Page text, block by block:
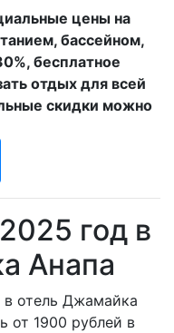
цены на
бассейном,
бесплатное
отдых для всей
скидки можно
год в
Анапа
отель Джамайка
от 1900 рублей в